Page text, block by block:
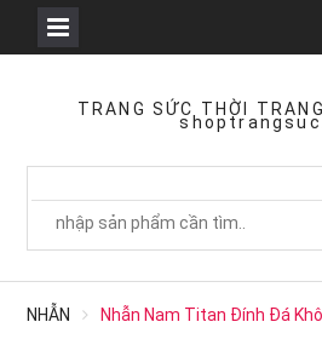
TRANG SỨC THỜI
NHẪN Nhẫn Nam Titan Đính Đá